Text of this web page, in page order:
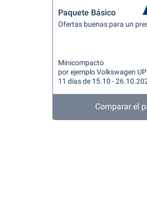
Paquete Básico
Ofertas buenas para un
Minicompacto
por ejemplo Volkswagen UP
11 días de 15.10 -
Comparar el